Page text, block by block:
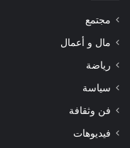
مجتمع
مال و أعمال
رياضة
سياسة
فن وثقافة
فيديوهات